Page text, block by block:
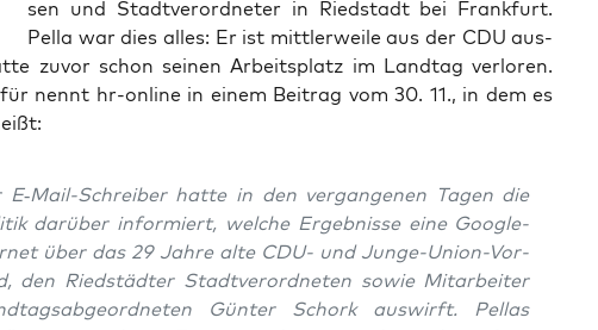
sen und Stadt­ver­ord­ne­ter in Ried­stadt bei Frank­furt.
Pel­la war dies alles: Er ist mitt­ler­wei­le aus der CDU aus­
zuvor schon sei­nen Arbeits­platz im Land­tag ver­lo­ren.
nennt hr-online in einem Bei­trag vom 30. 11., in dem es
E‑Mail-Schrei­ber hat­te in den ver­gan­ge­nen Tagen die
dar­über infor­miert, wel­che Ergeb­nis­se eine Goog­le-
über das 29 Jah­re alte CDU- und Jun­ge-Uni­on-Vor­
den Ried­städ­ter Stadt­ver­ord­ne­ten sowie Mit­ar­bei­ter
Gün­ter Schork aus­wirft. Pel­las